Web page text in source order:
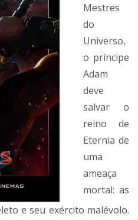
Mestres
do
Universo,
o príncipe
Adam
deve
salvar o
reino de
Eternia de
uma
ameaça
mortal: as
e seu exército malévolo.